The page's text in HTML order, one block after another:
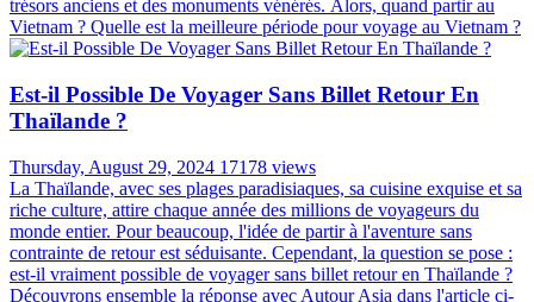
S'habiller En Thaïlande?
Vous prévoyez un voyage en Thaïlande ? L'une des questions les
plus importantes à se poser en faisant vos bagages est comment
s'habiller en Thaïlande . Le climat tropical du pays, ses paysages
variés et son riche patrimoine culturel influencent tous le choix des
vêtements de voyage en Thaïlande appropriés. Des rues animées de
la ville aux temples sereins en passant par les plages immaculées,